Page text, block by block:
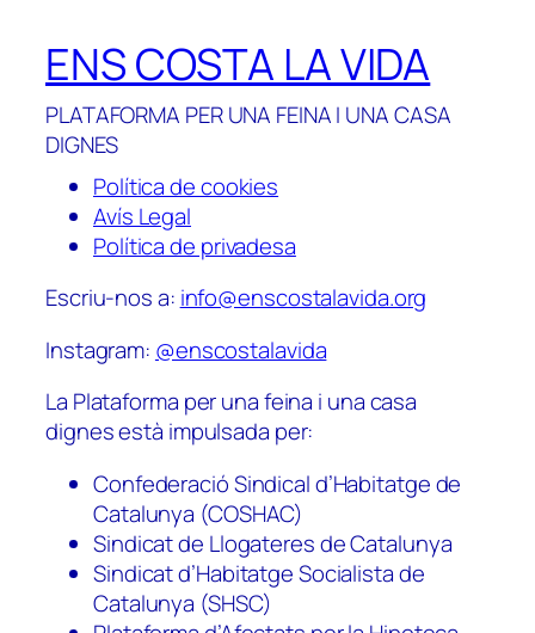
ENS COSTA LA VIDA
PLATAFORMA PER UNA FEINA I UNA CASA
DIGNES
Política de cookies
Avís Legal
Política de privadesa
Escriu-nos a: info@enscostalavida.org
Instagram: @enscostalavida
La Plataforma per una feina i una casa
dignes està impulsada per:
Confederació Sindical d’Habitatge de
Catalunya (COSHAC)
Sindicat de Llogateres de Catalunya
Sindicat d’Habitatge Socialista de
Catalunya (SHSC)